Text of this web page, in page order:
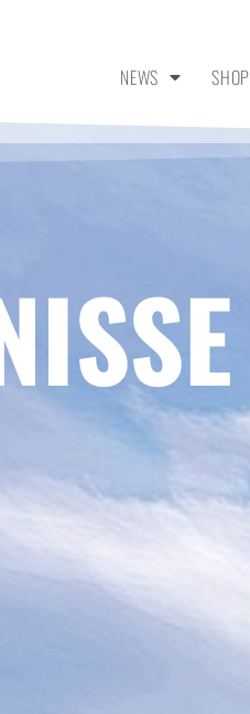
NEWS SHOP